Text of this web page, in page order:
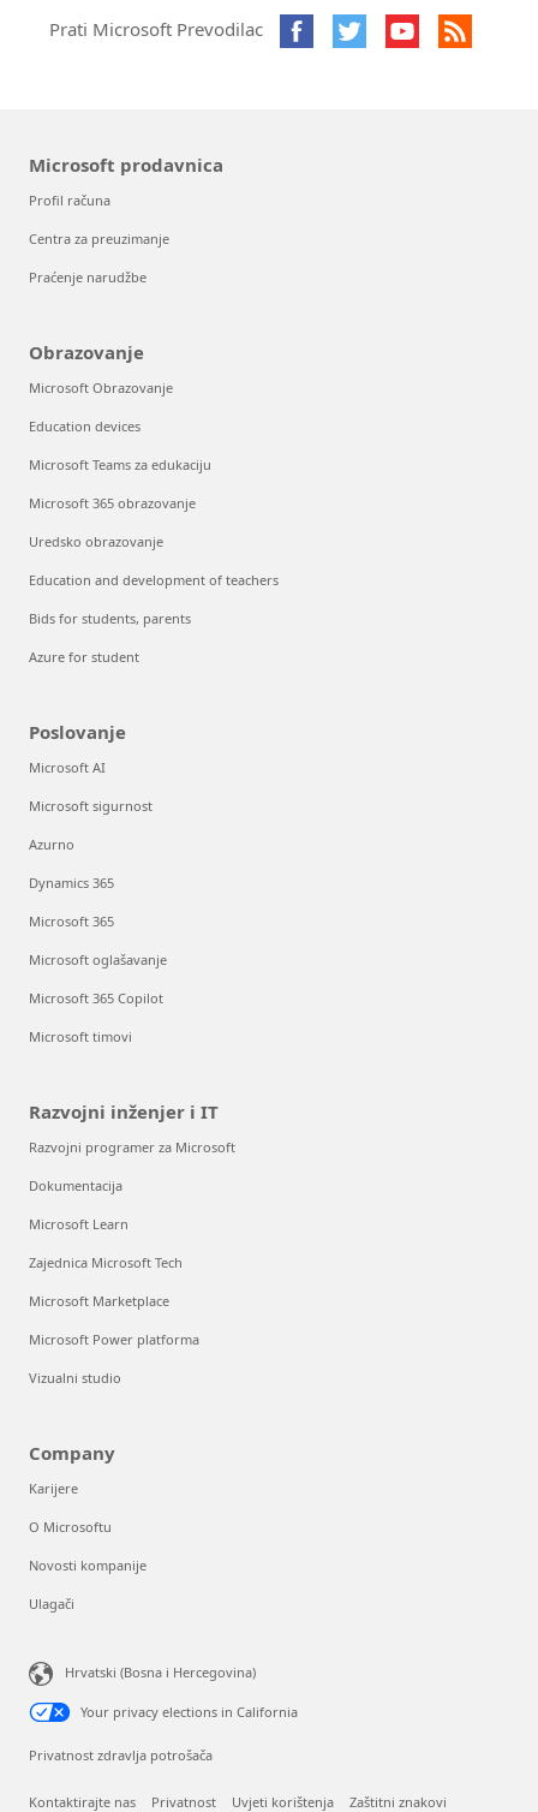
Prati Microsoft Prevodilac
Microsoft prodavnica
Profil računa
Centra za preuzimanje
Praćenje narudžbe
Obrazovanje
Microsoft Obrazovanje
Education devices
Microsoft Teams za edukaciju
Microsoft 365 obrazovanje
Uredsko obrazovanje
Education and development of teachers
Bids for students, parents
Azure for student
Poslovanje
Microsoft AI
Microsoft sigurnost
Azurno
Dynamics 365
Microsoft 365
Microsoft oglašavanje
Microsoft 365 Copilot
Microsoft timovi
Razvojni inženjer i IT
Razvojni programer za Microsoft
Dokumentacija
Microsoft Learn
Zajednica Microsoft Tech
Microsoft Marketplace
Microsoft Power platforma
Vizualni studio
Company
Karijere
O Microsoftu
Novosti kompanije
Ulagači
Hrvatski (Bosna i Hercegovina)
Your privacy elections in California
Privatnost zdravlja potrošača
Kontaktirajte nas Privatnost Uvjeti korištenja Zaštitni znakovi